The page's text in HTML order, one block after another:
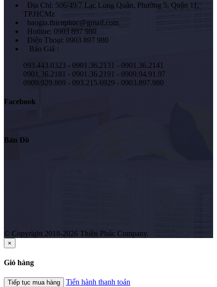
Địa Chỉ: 506/49/7 Lạc Long Quân, Phường 5, Quận 11,
TP.HCMz
baogia.thienphuc@gmail.com
Hotline: 0903 897 980
Điện Thoại: 0903 897 980
Báo Giá :
093.443.0323 - 0901.36.2131 - 0901.36.2141
0901.36.2181 - 0901.36.2191 - 0909.94.91.97
0909.929.809 - 093.215.6929 - 0903.897.980
Facebook
Bản Đồ
© Copyright 2018-2026 Thiên Phúc Company.
×
Giỏ hàng
Tiếp tục mua hàng Tiến hành thanh toán